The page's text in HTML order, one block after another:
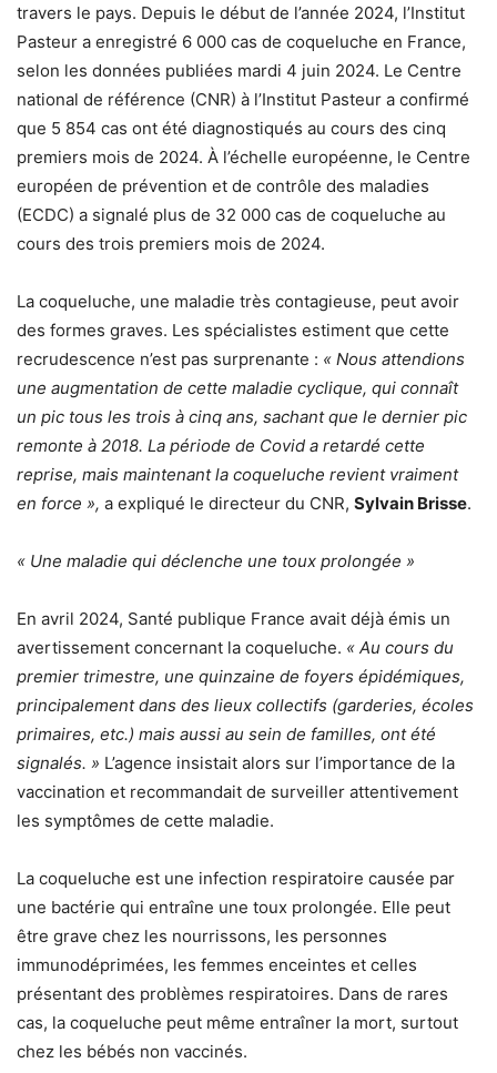
travers le pays. Depuis le début de l’année 2024, l’Institut
Pasteur a enregistré 6 000 cas de coqueluche en France,
selon les données publiées mardi 4 juin 2024. Le Centre
national de référence (CNR) à l’Institut Pasteur a confirmé
que 5 854 cas ont été diagnostiqués au cours des cinq
premiers mois de 2024. À l’échelle européenne, le Centre
européen de prévention et de contrôle des maladies
(ECDC) a signalé plus de 32 000 cas de coqueluche au
cours des trois premiers mois de 2024.
La coqueluche, une maladie très contagieuse, peut avoir
des formes graves. Les spécialistes estiment que cette
recrudescence n’est pas surprenante : « Nous attendions
une augmentation de cette maladie cyclique, qui connaît
un pic tous les trois à cinq ans, sachant que le dernier pic
remonte à 2018. La période de Covid a retardé cette
reprise, mais maintenant la coqueluche revient vraiment
en force », a expliqué le directeur du CNR, Sylvain Brisse.
« Une maladie qui déclenche une toux prolongée »
En avril 2024, Santé publique France avait déjà émis un
avertissement concernant la coqueluche. « Au cours du
premier trimestre, une quinzaine de foyers épidémiques,
principalement dans des lieux collectifs (garderies, écoles
primaires, etc.) mais aussi au sein de familles, ont été
signalés. » L’agence insistait alors sur l’importance de la
vaccination et recommandait de surveiller attentivement
les symptômes de cette maladie.
La coqueluche est une infection respiratoire causée par
une bactérie qui entraîne une toux prolongée. Elle peut
être grave chez les nourrissons, les personnes
immunodéprimées, les femmes enceintes et celles
présentant des problèmes respiratoires. Dans de rares
cas, la coqueluche peut même entraîner la mort, surtout
chez les bébés non vaccinés.